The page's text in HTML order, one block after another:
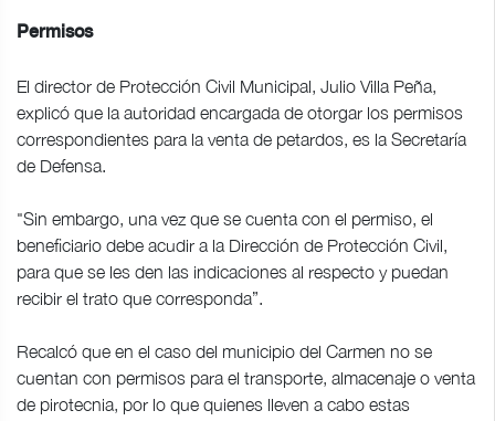
Permisos
El director de Protección Civil Municipal, Julio Villa Peña,
explicó que la autoridad encargada de otorgar los permisos
correspondientes para la venta de petardos, es la Secretaría
de Defensa.
"Sin embargo, una vez que se cuenta con el permiso, el
beneficiario debe acudir a la Dirección de Protección Civil,
para que se les den las indicaciones al respecto y puedan
recibir el trato que corresponda”.
Recalcó que en el caso del municipio del Carmen no se
cuentan con permisos para el transporte, almacenaje o venta
de pirotecnia, por lo que quienes lleven a cabo estas